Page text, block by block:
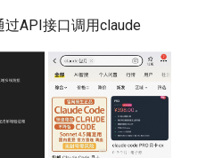
Git 开发经验复盘
AutoDL 初体验
Tailscale 部署指南
算符
Chapter 7 函数 - C++的编
Lab 4 Cache Lab
Lab 5 Optimization Lab
Chapter 6 链路层
Lecture 6 Data
Part2
Lecture 7 Data
Part3
Lecture 8 Channel Capacity
Lecture 4 Mininet
Lecture 5 SDN and
Lecture 6 OpenFlow
Module 3 UI, Interaction,
Game Manager, Gradual
Changes, Autonomous
Behavior
Module 4 Camera
Lecture 5 LL(1)
Lecture 6 A*
Search
Chapter 6 Adversarial
Chapter 7 CSP
Chapter 8 Quantifying
Lec 4 Shared Memory
Programming - Mostly
OpenMP
Lec 5 Sources of
and Locality in Simulation
Lec 4 Parallel
Basics
Lec 5 Work Distribution
Scheduling
MIPv4 and MIPv6
Wireless Networks
Algorithms
EuroSys24 Unison
SIGCOMM09 FatTree
Crowd-Sourced Platform
Cellular Protocol Stack
5 ns-3 Data Collection
6 ns-3 复盘思考
6 SkyServe CLI
STK Advance
STK Instances
背包问题 3
背包问题 4
API接口调用claude